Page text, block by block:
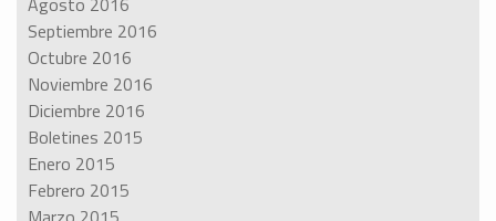
Septiembre 2016
Octubre 2016
Noviembre 2016
Diciembre 2016
Boletines 2015
Enero 2015
Febrero 2015